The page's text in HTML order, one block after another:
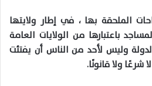
الملحقة بها ، في إطار ولايتها
باعتبارها من الولايات العامة
وليس لأحد من الناس أن يفتئت
ولا قانونًا.